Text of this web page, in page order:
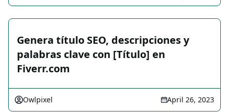
Genera título SEO, descripciones y
palabras clave con [Título] en
Fiverr.com
Owlpixel April 26, 2023